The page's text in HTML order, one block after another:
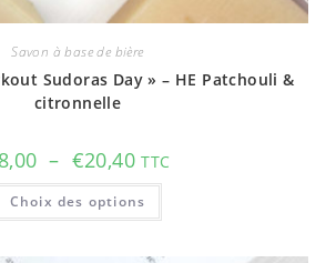
Savon à base de bière
Sudoras Day » – HE Patchouli &
citronnelle
8,00 – €20,40Plage
de
prix :
€8,00
à
TTC
Choix des options
Ce
a
variations.